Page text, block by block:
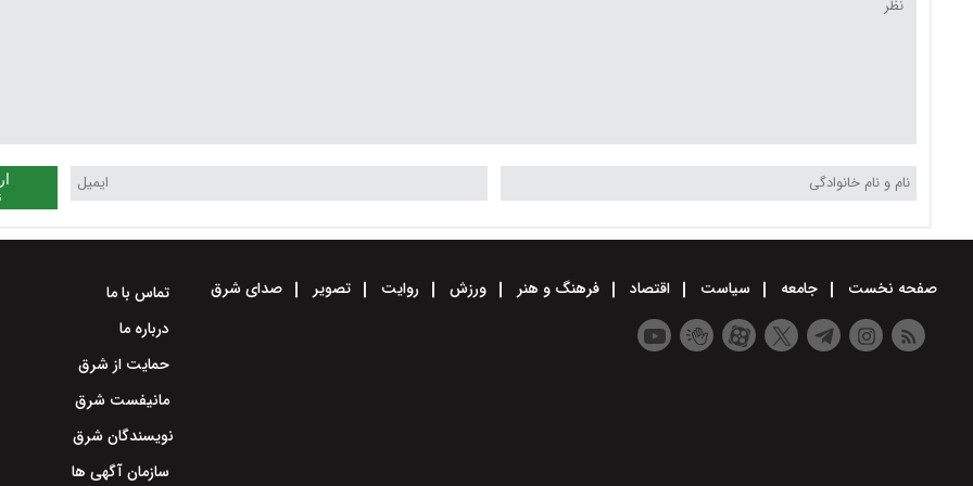
صفحه نخست جامعه سیاست اقتصاد فرهنگ و هنر ورزش روایت تصویر صدای شرق
تماس با ما
درباره ما
حمایت از شرق
مانیفست شرق
نویسندگان شرق
سازمان آگهی ها